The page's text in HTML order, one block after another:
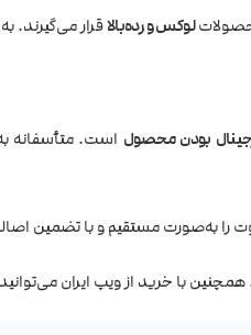
لوکس و رده‌بالاقرار می‌گیرند.
بودن محصول است. متأسفانه
را به‌صورت مستقیم و با تضمین
با خرید از ویپ ایران می‌توانید